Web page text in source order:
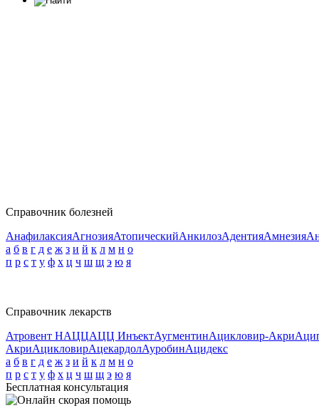
Справочник болезней
АнафилаксияАгнозияАтопическийАнкилозАдентияАмнезия
а б в г д е ж з и й к л м н о
п р с т у ф х ц ч ш щ э ю я
Справочник лекарств
Атровент НАЦЦАЦЦ ИнъектАугментинАцикловир-Акри
АкриАцикловирАцекардолАуробинАцидекс
а б в г д е ж з и й к л м н о
п р с т у ф х ц ч ш щ э ю я
Бесплатная консультация